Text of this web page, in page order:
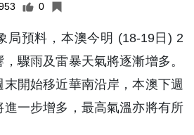
0
局預料，本澳今明 (18-19日) 2
驟雨及雷暴天氣將逐漸增多。
開始移近華南沿岸，本澳下週
進一步增多，最高氣溫亦將有所